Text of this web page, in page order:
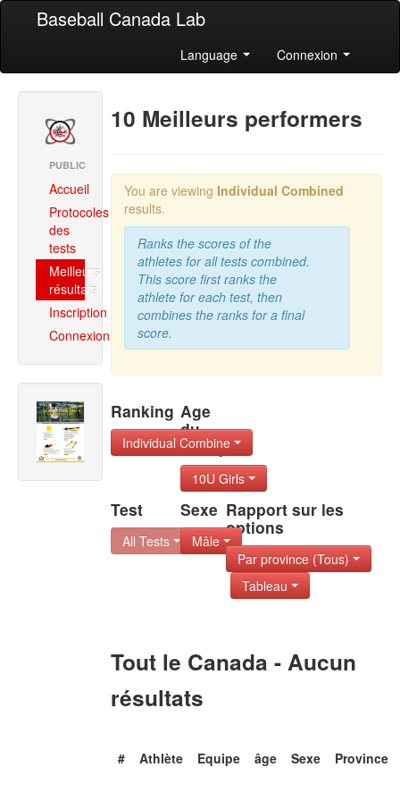
Baseball Canada Lab
Language Connexion
PUBLIC
Accueil
Protocoles
des
tests
Meilleurs
résultats
Inscription
Connexion
10 Meilleurs performers
You are viewing Individual Combined
results.
Ranks the scores of the
athletes for all tests combined.
This score first ranks the
athlete for each test, then
combines the ranks for a final
score.
Ranking
Individual Combine
Age
du
Group
10U Girls
Test
All Tests
Sexe
Mâle
Rapport sur les
options
Par province (Tous)
Tableau
Tout le Canada - Aucun
résultats
# Athlète Equipe âge Sexe Province